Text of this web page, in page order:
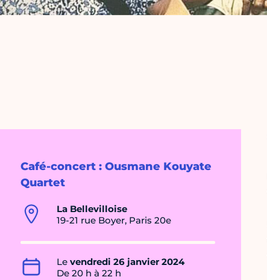
Café-concert : Ousmane Kouyate
Quartet
La Bellevilloise
19-21 rue Boyer, Paris 20e
Le vendredi 26 janvier 2024
De 20 h à 22 h